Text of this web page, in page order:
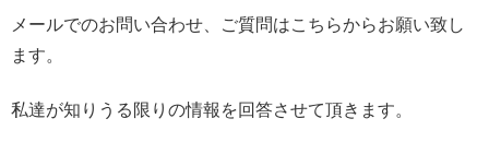
メールでのお問い合わせ、ご質問はこちらからお願い致し
ます。
私達が知りうる限りの情報を回答させて頂きます。